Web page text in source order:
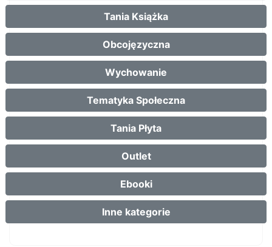
do
mło
deg
o
Tania Książka
Obcojęzyczna
Wychowanie
Tematyka Społeczna
Tania Płyta
Outlet
Ebooki
Inne kategorie